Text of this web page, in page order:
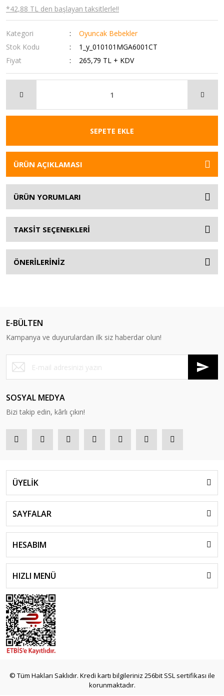
*42,88 TL den başlayan taksitlerle!!
Kategori
Oyuncak Bebekler
Stok Kodu
1_y_010101MGA6001CT
Fiyat
265,79 TL + KDV
SEPETE EKLE
ÜRÜN AÇIKLAMASI
ÜRÜN YORUMLARI
TAKSİT SEÇENEKLERİ
ÖNERİLERİNİZ
E-BÜLTEN
Kampanya ve duyurulardan ilk siz haberdar olun!
SOSYAL MEDYA
Bizi takip edin, kârlı çıkın!
ÜYELİK
SAYFALAR
HESABIM
HIZLI MENÜ
© Tüm Hakları Saklıdır. Kredi kartı bilgileriniz 256bit SSL sertifikası ile
korunmaktadır.